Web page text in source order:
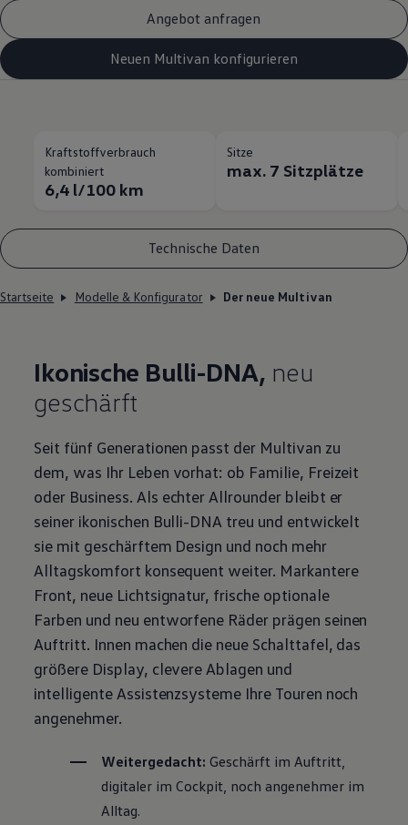
Angebot anfragen
Neuen Multivan konfigurieren
Kraftstoffverbrauch
kombiniert
6,4 l/100 km
Sitze
max. 7 Sitzplätze
Technische Daten
Startseite Modelle & Konfigurator Der neue Multivan
Ikonische Bulli-DNA, neu
geschärft
Seit fünf Generationen passt der Multivan zu
dem, was Ihr Leben vorhat: ob Familie, Freizeit
oder Business. Als echter Allrounder bleibt er
seiner ikonischen Bulli-DNA treu und entwickelt
sie mit geschärftem Design und noch mehr
Alltagskomfort konsequent weiter. Markantere
Front, neue Lichtsignatur, frische optionale
Farben und neu entworfene Räder prägen seinen
Auftritt. Innen machen die neue Schalttafel, das
größere Display, clevere Ablagen und
intelligente Assistenzsysteme Ihre Touren noch
angenehmer.
Weitergedacht: Geschärft im Auftritt,
digitaler im Cockpit, noch angenehmer im
Alltag.